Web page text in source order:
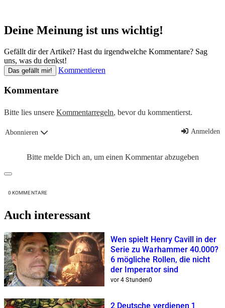
Deine Meinung ist uns wichtig!
Gefällt dir der Artikel? Hast du irgendwelche Kommentare? Sag
uns, was du denkst!
Das gefällt mir! Kommentieren
Kommentare
Bitte lies unsere Kommentarregeln, bevor du kommentierst.
Abonnieren Anmelden
Bitte melde Dich an, um einen Kommentar abzugeben
0 KOMMENTARE
Auch interessant
Wen spielt Henry Cavill in der
Serie zu Warhammer 40.000?
6 mögliche Rollen, die nicht
der Imperator sind
vor 4 Stunden0
2 Deutsche verdienen 1